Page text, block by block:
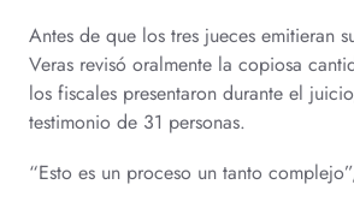
Antes de que los tres jueces emitieran
Veras revisó oralmente la copiosa
los fiscales presentaron durante el
testimonio de 31 personas.
“Esto es un proceso un tanto